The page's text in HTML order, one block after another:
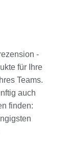
-
für Ihre
Teams.
auch
finden: